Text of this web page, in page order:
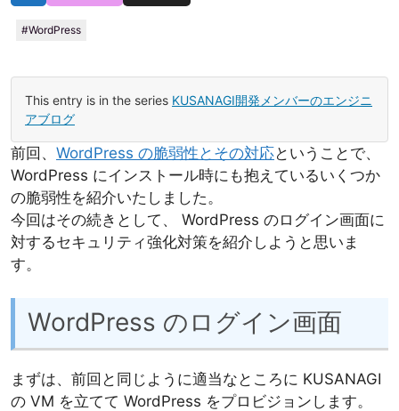
WordPress
This entry is in the series KUSANAGI開発メンバーのエンジニ
アブログ
前回、 WordPress の脆弱性とその対応ということで、
WordPress にインストール時にも抱えているいくつか
の脆弱性を紹介いたしました。
今回はその続きとして、 WordPress のログイン画面に
対するセキュリティ強化対策を紹介しようと思いま
す。
WordPress のログイン画面
まずは、前回と同じように適当なところに KUSANAGI
の VM を立てて WordPress をプロビジョンします。